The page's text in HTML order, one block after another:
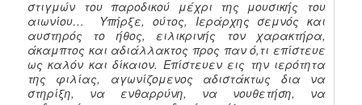
στιγμών του παροδικού μέχρι της μουσικής του
αιωνίου… Υπήρξε, ούτος, Ιεράρχης σεμνός και
αυστηρός το ήθος, ειλικρινής τον χαρακτήρα,
άκαμπτος και αδιάλλακτος προς παν ό,τι επίστευε
ως καλόν και δίκαιον. Επίστευεν εις την ιερότητα
της φιλίας, αγωνίζομενος αδιστάκτως δια να
στηρίξη, να ενθαρρύνη, να νουθετήση, να